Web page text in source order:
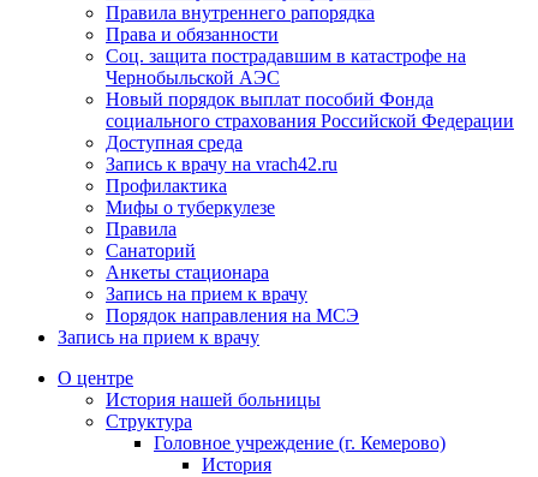
Правила внутреннего рапорядка
Права и обязанности
Соц. защита пострадавшим в катастрофе на
Чернобыльской АЭС
Новый порядок выплат пособий Фонда
социального страхования Российской Федерации
Доступная среда
Запись к врачу на vrach42.ru
Профилактика
Мифы о туберкулезе
Правила
Санаторий
Анкеты стационара
Запись на прием к врачу
Порядок направления на МСЭ
Запись на прием к врачу
О центре
История нашей больницы
Структура
Головное учреждение (г. Кемерово)
История